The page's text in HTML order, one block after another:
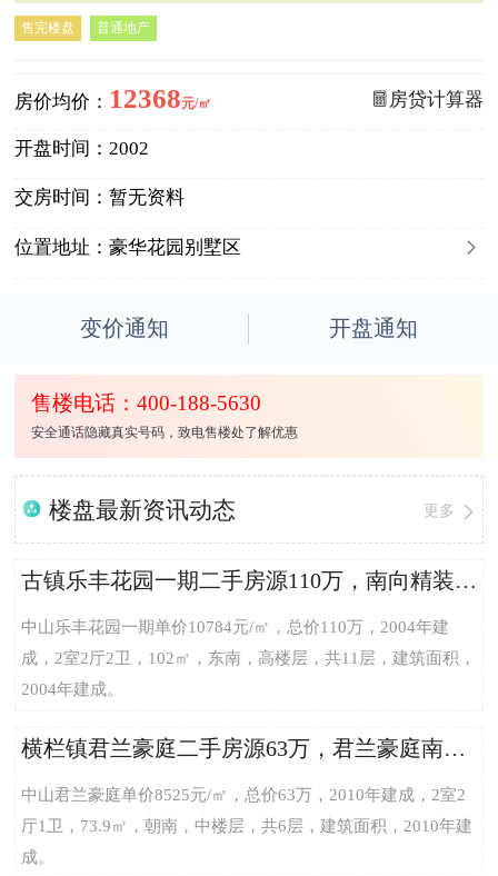
售完楼盘 普通地产
房价均价： 12368元/㎡ 房贷计算器
开盘时间： 2002
交房时间： 暂无资料
位置地址： 豪华花园别墅区 
变价通知 开盘通知
售楼电话：400-188-5630
安全通话隐藏真实号码，致电售楼处了解优惠
楼盘最新资讯动态 更多
古镇乐丰花园一期二手房源110万，南向精装修2房
中山乐丰花园一期单价10784元/㎡，总价110万，2004年建
成，2室2厅2卫，102㎡，东南，高楼层，共11层，建筑面积，
2004年建成。
横栏镇君兰豪庭二手房源63万，君兰豪庭南精装2室2厅73.9平方米
中山君兰豪庭单价8525元/㎡，总价63万，2010年建成，2室2
厅1卫，73.9㎡，朝南，中楼层，共6层，建筑面积，2010年建
成。